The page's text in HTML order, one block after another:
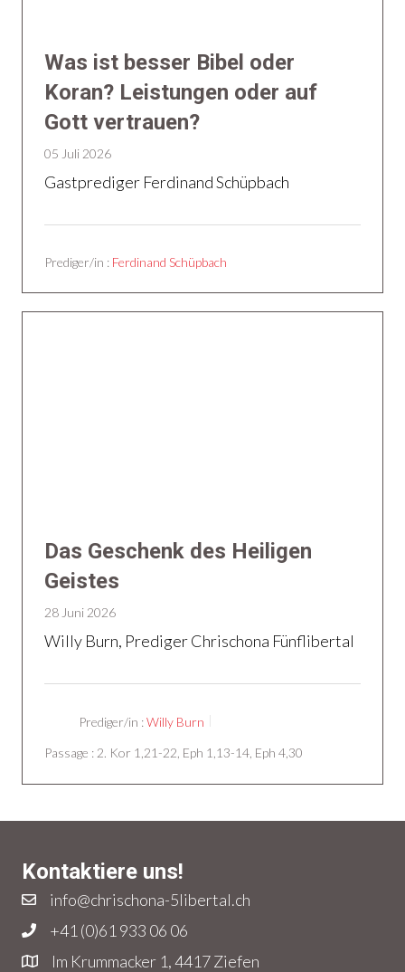
Was ist besser Bibel oder
Koran? Leistungen oder auf
Gott vertrauen?
05 Juli 2026
Gastprediger Ferdinand Schüpbach
Prediger/in : Ferdinand Schüpbach
Das Geschenk des Heiligen
Geistes
28 Juni 2026
Willy Burn, Prediger Chrischona Fünflibertal
Prediger/in :Willy Burn
Passage : 2. Kor 1,21-22, Eph 1,13-14, Eph 4,30
Kontaktiere uns!
info@chrischona-5libertal.ch
+41 (0)61 933 06 06
Im Krummacker 1, 4417 Ziefen